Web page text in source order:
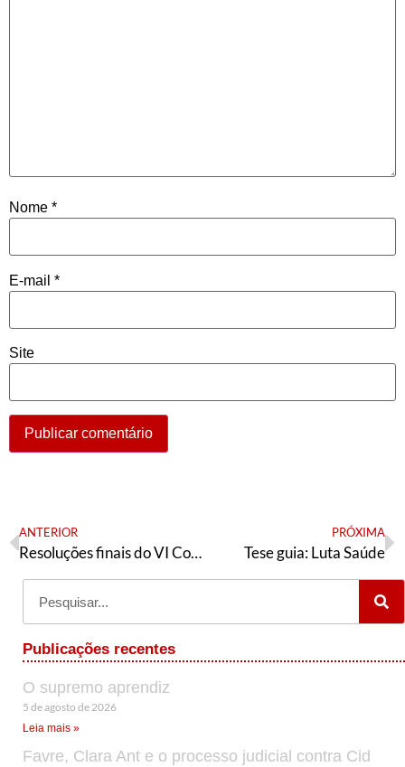
Nome *
E-mail *
Site
ANTERIOR
Resoluções finais do VI Congresso nacional da Articulação de Esquerda
PRÓXIMA
Tese guia: Luta Saúde
Publicações recentes
O supremo aprendiz
5 de agosto de 2026
Leia mais »
Favre, Clara Ant e o processo judicial contra Cid